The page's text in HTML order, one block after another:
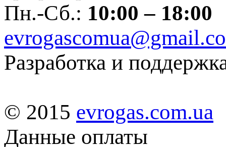
Пн.-Сб.: 10:00 – 18:00
Разработка и
© 2015 evrogas.com.ua
Данные оплаты